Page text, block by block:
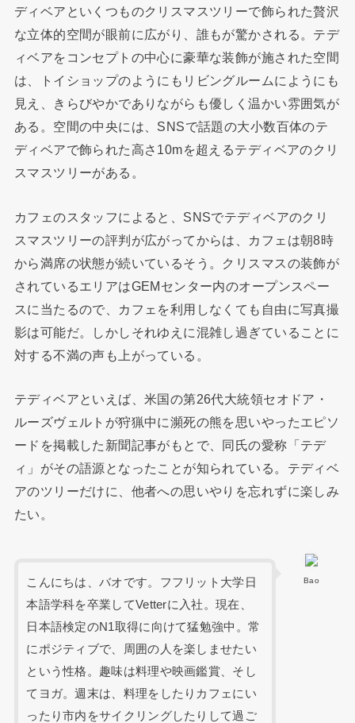
ディベアといくつものクリスマスツリーで飾られた贅沢
な立体的空間が眼前に広がり、誰もが驚かされる。テデ
ィベアをコンセプトの中心に豪華な装飾が施された空間
は、トイショップのようにもリビングルームにようにも
見え、きらびやかでありながらも優しく温かい雰囲気が
ある。空間の中央には、SNSで話題の大小数百体のテ
ディベアで飾られた高さ10mを超えるテディベアのクリ
スマスツリーがある。
カフェのスタッフによると、SNSでテディベアのクリ
スマスツリーの評判が広がってからは、カフェは朝8時
から満席の状態が続いているそう。クリスマスの装飾が
されているエリアはGEMセンター内のオープンスペー
スに当たるので、カフェを利用しなくても自由に写真撮
影は可能だ。しかしそれゆえに混雑し過ぎていることに
対する不満の声も上がっている。
テディベアといえば、米国の第26代大統領セオドア・
ルーズヴェルトが狩猟中に瀕死の熊を思いやったエピソ
ードを掲載した新聞記事がもとで、同氏の愛称「テデ
ィ」がその語源となったことが知られている。テディベ
アのツリーだけに、他者への思いやりを忘れずに楽しみ
たい。
Bao
こんにちは、バオです。フフリット大学日
本語学科を卒業してVetterに入社。現在、
日本語検定のN1取得に向けて猛勉強中。常
にポジティブで、周囲の人を楽しませたい
という性格。趣味は料理や映画鑑賞、そし
てヨガ。週末は、料理をしたりカフェにい
ったり市内をサイクリングしたりして過ご